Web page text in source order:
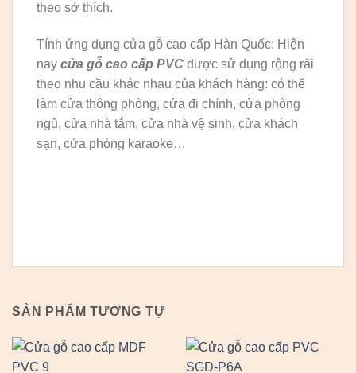
theo sở thích.
Tính ứng dụng cửa gỗ cao cấp Hàn Quốc: Hiện
nay cửa gỗ cao cấp PVC được sử dụng rộng rãi
theo nhu cầu khác nhau của khách hàng: có thể
làm cửa thông phòng, cửa đi chính, cửa phòng
ngủ, cửa nhà tắm, cửa nhà vệ sinh, cửa khách
sạn, cửa phòng karaoke…
SẢN PHẨM TƯƠNG TỰ